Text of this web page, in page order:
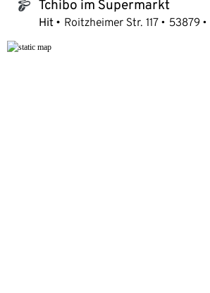
tchibo_logo Tchibo im Supermarkt
Hit Roitzheimer Str. 117 53879